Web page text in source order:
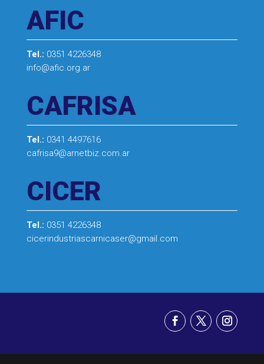
AFIC
Tel.: 0351 4226348
info@afic.org.ar
CAFRISA
Tel.: 0341 4497616
cafrisa9@arnetbiz.com.ar
CICER
Tel.: 0351 4226348
cicerindustriascarnicaser@gmail.com